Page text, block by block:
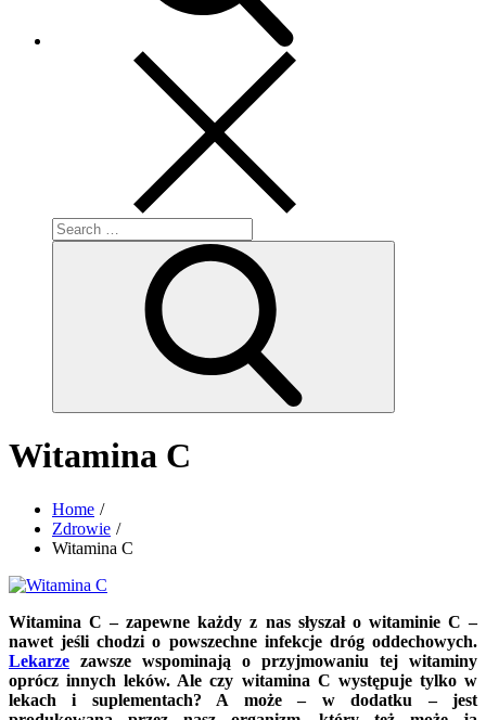
Search
for:
Witamina C
Home
Zdrowie
Witamina C
Witamina C – zapewne każdy z nas słyszał o witaminie C –
nawet jeśli chodzi o powszechne infekcje dróg oddechowych.
Lekarze zawsze wspominają o przyjmowaniu tej witaminy
oprócz innych leków. Ale czy witamina C występuje tylko w
lekach i suplementach? A może – w dodatku – jest